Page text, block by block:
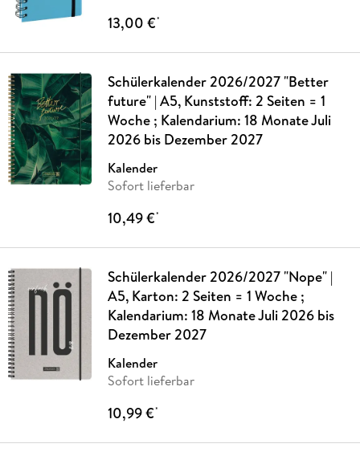
13,00 €*
Schülerkalender 2026/2027 "Better
future" | A5, Kunststoff: 2 Seiten = 1
Woche ; Kalendarium: 18 Monate Juli
2026 bis Dezember 2027
Kalender
Sofort lieferbar
10,49 €*
Schülerkalender 2026/2027 "Nope" |
A5, Karton: 2 Seiten = 1 Woche ;
Kalendarium: 18 Monate Juli 2026 bis
Dezember 2027
Kalender
Sofort lieferbar
10,99 €*